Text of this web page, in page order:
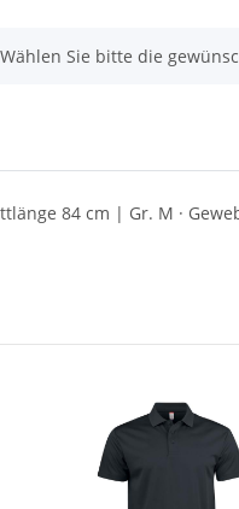
Sie bitte die
84 cm | Gr. M ·